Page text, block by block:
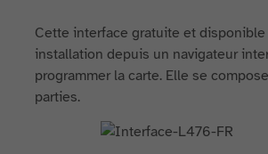
Cette interface gratuite et disponible
installation depuis un navigateur
programmer la carte. Elle se
parties.